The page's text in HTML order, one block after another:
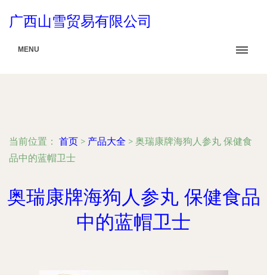
广西山雪贸易有限公司
MENU
当前位置： 首页 > 产品大全 > 奥瑞康牌海狗人参丸 保健食
品中的蓝帽卫士
奥瑞康牌海狗人参丸 保健食品
中的蓝帽卫士